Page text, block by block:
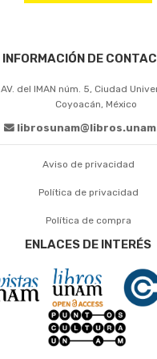
INFORMACIÓN DE
AV. del IMAN núm. 5, Ciudad
Coyoacán, México
Aviso de privacidad
Política de privacidad
Política de compra
ENLACES DE INTERÉS